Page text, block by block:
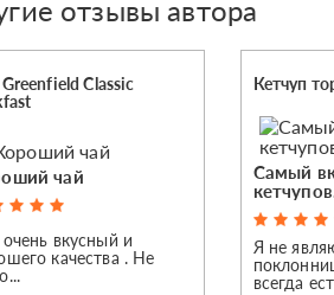
отзывы автора
Classic
чай
вкусный и
качества . Не
Кетчуп
Самый
Я не
всегда